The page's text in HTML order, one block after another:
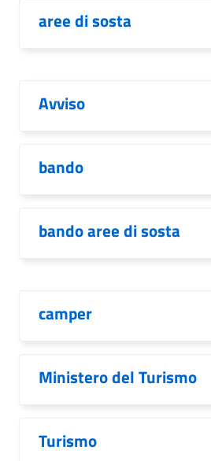
aree di sosta
Avviso
bando
bando aree di sosta
camper
Ministero del Turismo
Turismo